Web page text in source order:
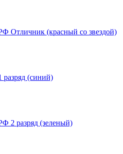
Отличник (красный со звездой)
(синий)
2 разряд (зеленый)